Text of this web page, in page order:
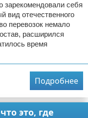
зарекомендовали себя
вид отечественного
перевозок немало
расширился
время
Подробнее
это, где